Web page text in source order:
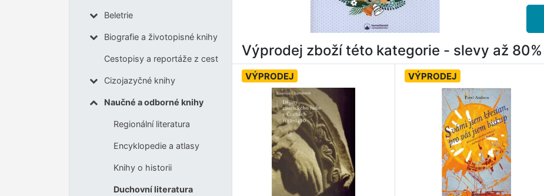
Beletrie
Biografie a životopisné knihy
Cestopisy a reportáže z cest
Cizojazyčné knihy
Naučné a odborné knihy
Regionální literatura
Encyklopedie a atlasy
Knihy o historii
Duchovní literatura
Výprodej zboží této kategorie - slevy až 80%
VÝPRODEJ VÝPRODEJ